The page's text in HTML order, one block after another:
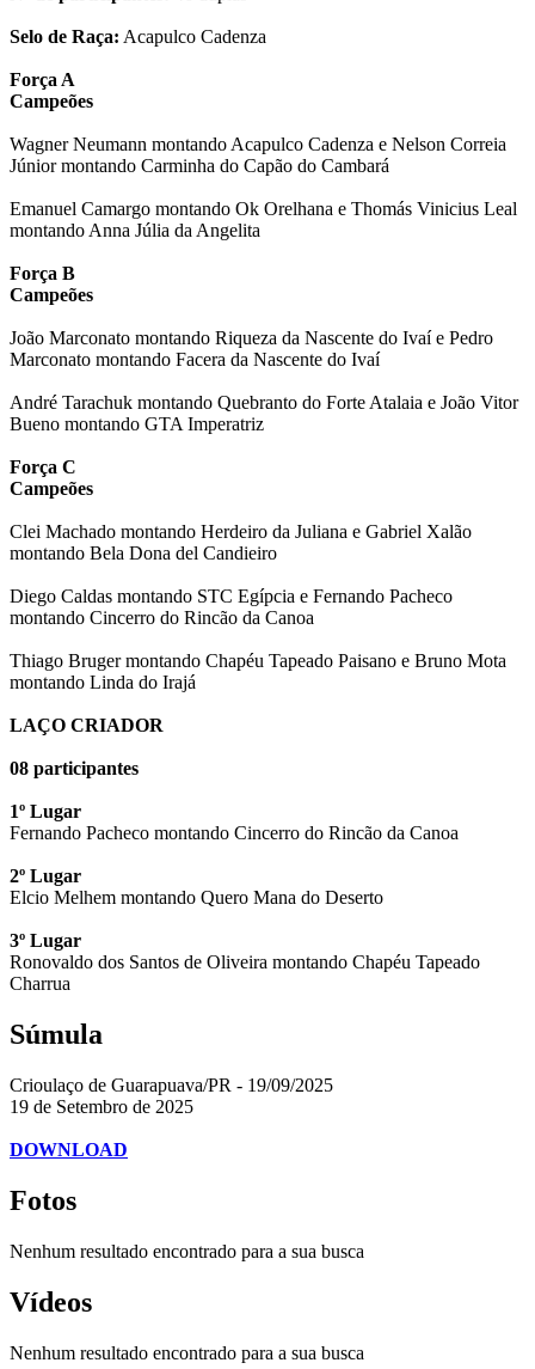
Selo de Raça: Acapulco Cadenza
Força A
Campeões
Wagner Neumann montando Acapulco Cadenza e Nelson Correia
Júnior montando Carminha do Capão do Cambará
Emanuel Camargo montando Ok Orelhana e Thomás Vinicius Leal
montando Anna Júlia da Angelita
Força B
Campeões
João Marconato montando Riqueza da Nascente do Ivaí e Pedro
Marconato montando Facera da Nascente do Ivaí
André Tarachuk montando Quebranto do Forte Atalaia e João Vitor
Bueno montando GTA Imperatriz
Força C
Campeões
Clei Machado montando Herdeiro da Juliana e Gabriel Xalão
montando Bela Dona del Candieiro
Diego Caldas montando STC Egípcia e Fernando Pacheco
montando Cincerro do Rincão da Canoa
Thiago Bruger montando Chapéu Tapeado Paisano e Bruno Mota
montando Linda do Irajá
LAÇO CRIADOR
08 participantes
1º Lugar
Fernando Pacheco montando Cincerro do Rincão da Canoa
2º Lugar
Elcio Melhem montando Quero Mana do Deserto
3º Lugar
Ronovaldo dos Santos de Oliveira montando Chapéu Tapeado
Charrua
Súmula
Crioulaço de Guarapuava/PR - 19/09/2025
19 de Setembro de 2025
DOWNLOAD
Fotos
Nenhum resultado encontrado para a sua busca
Vídeos
Nenhum resultado encontrado para a sua busca